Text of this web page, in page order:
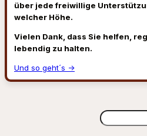
über jede freiwillige
welcher Höhe.
Vielen Dank, dass Sie helfen,
lebendig zu halten.
Und so geht´s →